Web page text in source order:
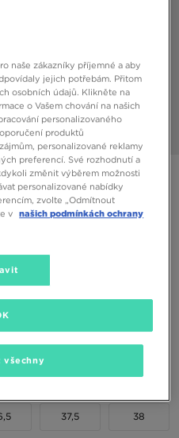
37,5 38
naše zákazníky příjemné a aby
jejich potřebám. Přitom
osobních údajů. Klikněte na
o Vašem chování na našich
personalizovaného
produktů
personalizované reklamy
preferencí. Své rozhodnutí a
změnit výběrem možnosti
personalizované nabídky
zvolte „Odmítnout
v našich podmínkách ochrany
všechny